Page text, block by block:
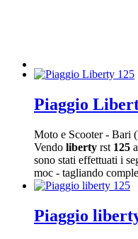
Piaggio
Moto e Scooter- Bari
Vendo liberty rst 125
sono stati effettuati i
moc - tagliando
Piaggio